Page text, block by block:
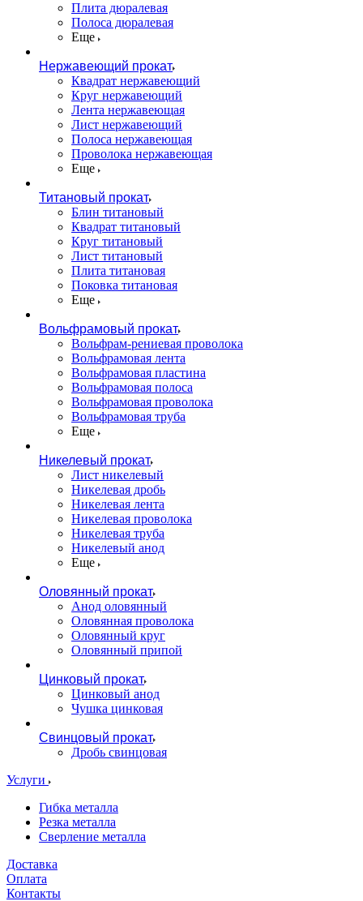
Плита дюралевая
Полоса дюралевая
Еще
Нержавеющий прокат
Квадрат нержавеющий
Круг нержавеющий
Лента нержавеющая
Лист нержавеющий
Полоса нержавеющая
Проволока нержавеющая
Еще
Титановый прокат
Блин титановый
Квадрат титановый
Круг титановый
Лист титановый
Плита титановая
Поковка титановая
Еще
Вольфрамовый прокат
Вольфрам-рениевая проволока
Вольфрамовая лента
Вольфрамовая пластина
Вольфрамовая полоса
Вольфрамовая проволока
Вольфрамовая труба
Еще
Никелевый прокат
Лист никелевый
Никелевая дробь
Никелевая лента
Никелевая проволока
Никелевая труба
Никелевый анод
Еще
Оловянный прокат
Анод оловянный
Оловянная проволока
Оловянный круг
Оловянный припой
Цинковый прокат
Цинковый анод
Чушка цинковая
Свинцовый прокат
Дробь свинцовая
Услуги
Гибка металла
Резка металла
Сверление металла
Доставка
Оплата
Контакты